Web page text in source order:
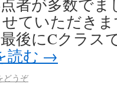
者が多数で
ていただき
後にCクラ
読む →
どうぞ